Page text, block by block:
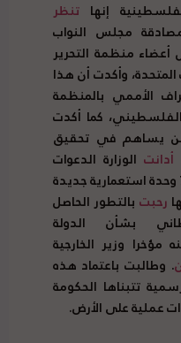
إنها تنظر
مجلس النواب
منظمة التحرير
وأكدت أن هذا
الأممي بالمنظمة
كما أكدت
لن يساهم في تحقيق
أدانت الوزارة الدعوات
وحدة استعمارية جديدة
رحبت بالتطور الحاصل
بشأن الدولة
مؤخرا وزير الخارجية
. وطالبت باعتماد هذه
تتبناها الحكومة
عملية على الأرض.